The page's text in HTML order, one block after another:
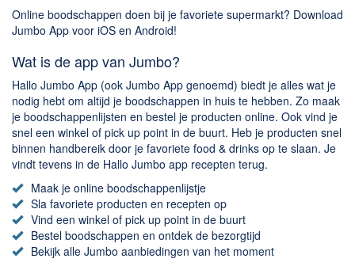
Productiviteit
Planning en organisatie
Tekst en Administratie
Overige
Algemeen
Dating apps
Parkeer apps
Rar en Zip (Compressie - Unzip)
Online boodschappen doen bij je favoriete supermarkt? Download
Jumbo App voor iOS en Android!
Wat is de app van Jumbo?
Hallo Jumbo App (ook Jumbo App genoemd) biedt je alles wat je
nodig hebt om altijd je boodschappen in huis te hebben. Zo maak
je boodschappenlijsten en bestel je producten online. Ook vind je
snel een winkel of pick up point in de buurt. Heb je producten snel
binnen handbereik door je favoriete food & drinks op te slaan. Je
vindt tevens in de Hallo Jumbo app recepten terug.
Maak je online boodschappenlijstje
Sla favoriete producten en recepten op
Vind een winkel of pick up point in de buurt
Bestel boodschappen en ontdek de bezorgtijd
Bekijk alle Jumbo aanbiedingen van het moment